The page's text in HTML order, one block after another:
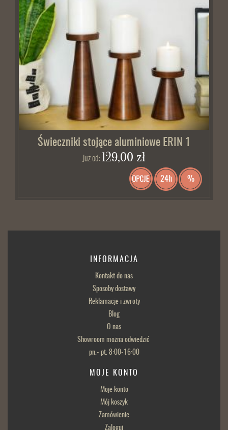
Świeczniki stojące aluminiowe ERIN 1
Już od:129,00 zł
24h %
INFORMACJA
Kontakt do nas
Sposoby dostawy
Reklamacje i zwroty
Blog
O nas
Showroom można odwiedzić
pn.- pt. 8:00-16:00
MOJE KONTO
Moje konto
Mój koszyk
Zamówienie
Zaloguj